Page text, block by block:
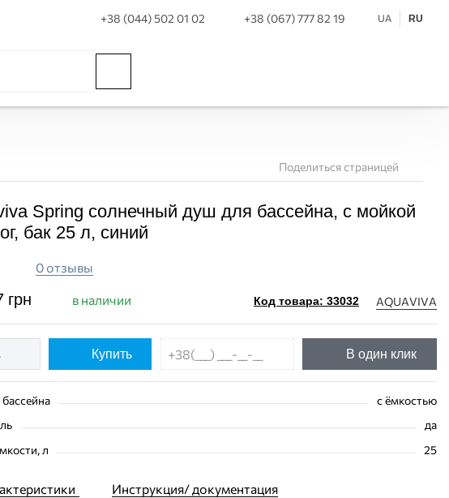
+38 (044) 502 01 02 +38 (067) 777 82 19 UA RU
Поделиться страницей
Spring солнечный душ для бассейна, с мойкой
бак 25 л, синий
0 отзывы
грн в наличии Код товара: 33032 AQUAVIVA
Купить В один клик
с ёмкостью
да
л
25
Инструкция/ документация